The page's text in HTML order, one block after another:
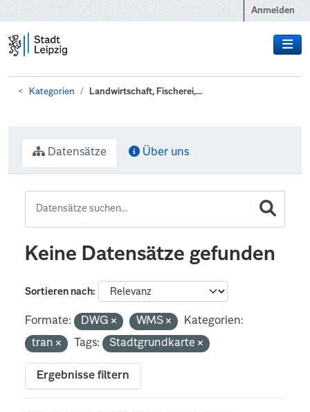
Anmelden
Kategorien Landwirtschaft, Fischerei,...
Datensätze Über uns
Keine Datensätze gefunden
Sortieren nach
Formate: DWG WMS
Kategorien:
tran
Tags: Stadtgrundkarte
Ergebnisse filtern